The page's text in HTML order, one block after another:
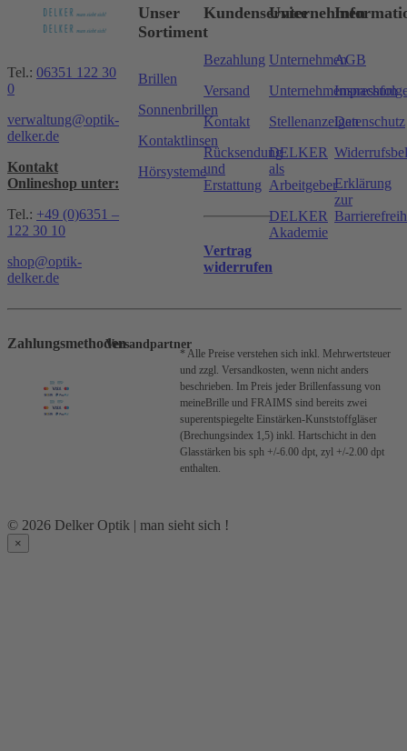
Tel.: 06351 122 30
0
verwaltung@optik-
delker.de
Kontakt
Onlineshop unter:
Tel.: +49 (0)6351 –
122 30 10
shop@optik-
delker.de
Unser
Sortiment
Brillen
Sonnenbrillen
Kontaktlinsen
Hörsysteme
Kundenservice
Bezahlung
Versand
Kontakt
Rücksendung
und
Erstattung
Vertrag
widerrufen
Unternehmen
Unternehmen
Stellenanzeigen
DELKER
als
Arbeitgeber
DELKER
Akademie
AGB
Impressum
Datenschutz
Erklärung
zur
ZahlungsmethodenVersandpartner
* Alle Preise verstehen sich inkl. Mehrwertsteuer
und zzgl. Versandkosten, wenn nicht anders
beschrieben. Im Preis jeder Brillenfassung von
meineBrille und FRAIMS sind bereits zwei
superentspiegelte Einstärken-Kunststoffgläser
(Brechungsindex 1,5) inkl. Hartschicht in den
Glasstärken bis sph +/-6.00 dpt, zyl +/-2.00 dpt
enthalten.
© 2026 Delker Optik | man sieht sich !
×